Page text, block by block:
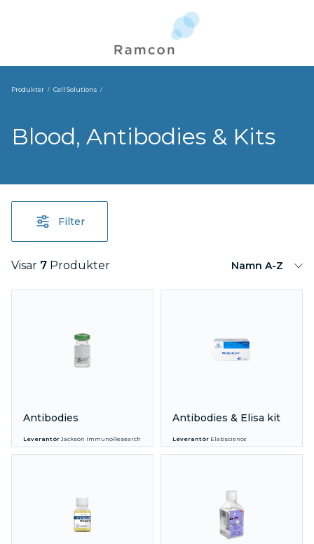
Produkter Cell Solutions
Blood, Antibodies & Kits
Filter
Visar 7 Produkter Namn A-Z
Antibodies
Leverantör Jackson ImmunoResearch
Antibodies & Elisa kit
Leverantör Elabscience